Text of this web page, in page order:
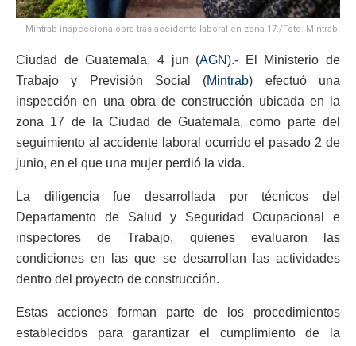
Mintrab inspecciona obra tras accidente laboral en zona 17./Foto: Mintrab.
Ciudad de Guatemala, 4 jun (AGN).- El Ministerio de
Trabajo y Previsión Social (Mintrab) efectuó una
inspección en una obra de construcción ubicada en la
zona 17 de la Ciudad de Guatemala, como parte del
seguimiento al accidente laboral ocurrido el pasado 2 de
junio, en el que una mujer perdió la vida.
La diligencia fue desarrollada por técnicos del
Departamento de Salud y Seguridad Ocupacional e
inspectores de Trabajo, quienes evaluaron las
condiciones en las que se desarrollan las actividades
dentro del proyecto de construcción.
Estas acciones forman parte de los procedimientos
establecidos para garantizar el cumplimiento de la